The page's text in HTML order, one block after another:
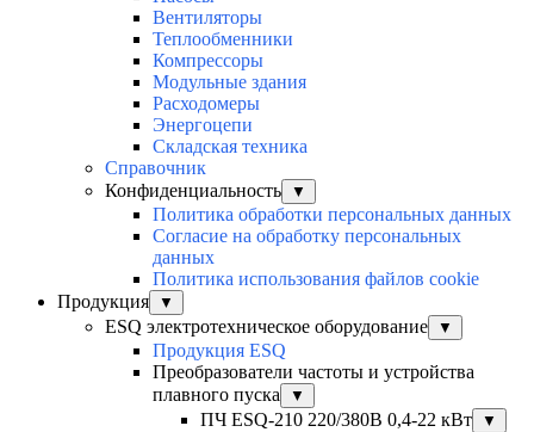
Вентиляторы
Теплообменники
Компрессоры
Модульные здания
Расходомеры
Энергоцепи
Складская техника
Справочник
Конфиденциальность
▼
Политика обработки персональных данных
Согласие на обработку персональных
данных
Политика использования файлов cookie
Продукция
▼
ESQ электротехническое оборудование ▼
Продукция ESQ
Преобразователи частоты и устройства
плавного пуска
▼
ПЧ ESQ-210 220/380В 0,4-22 кВт ▼